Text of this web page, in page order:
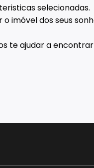
selecionadas.
imóvel dos seus
te ajudar a